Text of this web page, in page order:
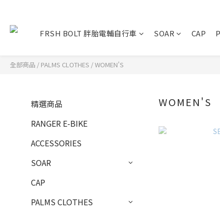
FRSH BOLT 胖胎電輔自行車 SOAR CAP
全部商品 / PALMS CLOTHES /WOMEN'S
精選商品
RANGER E-BIKE
ACCESSORIES
SOAR
CAP
PALMS CLOTHES
WOMEN'S